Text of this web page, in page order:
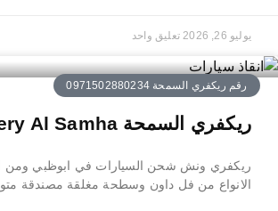
يوليو 26, 2026 تعليق واحد
رقم ريكفري السمحة 0971502880234
ريكفري السمحة Recovery Al Samha
ريكفري ونش شحن السيارات في ابوظبي ومن
الانواع من فل داون وسطحة مغلقة مصندقة